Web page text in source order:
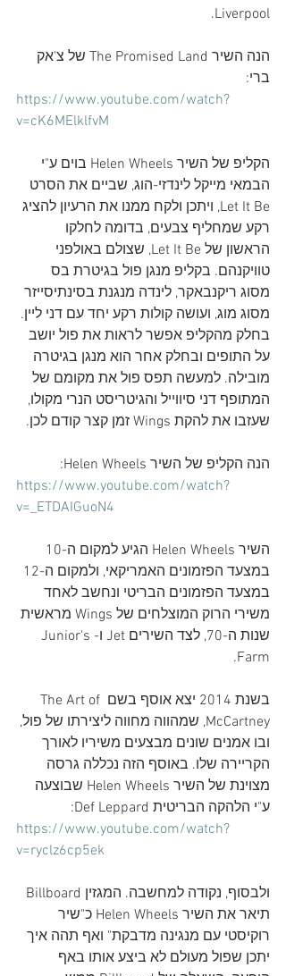
Liverpool.
הנה השיר
The Promised Land של צ'אק
ברי:
https://www.youtube.com/watch?
v=cK6MElklfvM
הקליפ של השיר Helen Wheels בוים ע"י
הבמאי מייקל לינדזי-הוג, שביים את הסרט
Let It Be, ויתכן ולקח ממנו את הרעיון להציג
רקע שמחליף צבעים, בדומה לחלקו
הראשון של Let It Be, שצולם באולפני
טוויקנהם. בקליפ מנגן פול בגיטרת בס
מסוג ריקנבאקר, לינדה מנגנת בסינתיסייזר
מסוג מוג, ועושה קולות רקע יחד עם דני ליין.
בחלק מהקליפ אפשר לראות את פול יושב
על התופים ובחלק אחר הוא מנגן בגיטרה
מובילה. למעשה תפס פול את מקומם של
המתופף דני סיווייל והגיטריסט הנרי מקולו,
שעזבו את להקת Wings זמן קצר קודם לכן.
הנה הקליפ של השיר Helen Wheels:
https://www.youtube.com/watch?
v=_ETDAIGuoN4
במצעד הפזמונים הבריטי ונחשב לאחד
משירי הרוק המוצלחים של Wings מראשית
שנות ה-70, לצד השירים Jet ו-Junior's
Farm.
בשנת 2014 יצא אוסף בשם
The Art of
McCartney, שמהווה מחווה ליצירתו של פול,
ובו אמנים שונים מבצעים משיריו לאורך
הקריירה שלו. באוסף הזה נכללה גרסה
מצוינת של השיר Helen Wheels שבוצעה
ע"י הלהקה הבריטית Def Leppard:
https://www.youtube.com/watch?
v=ryclz6cp5ek
תיאר את השיר Helen Wheels כ"שיר
רוקיסטי עם מנגינה מדבקת" ואף תהה איך
יתכן שפול מעולם לא ביצע אותו באף